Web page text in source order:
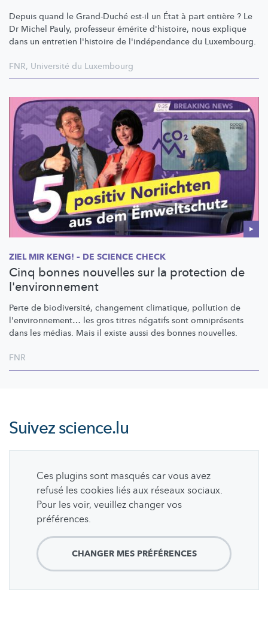
Depuis quand le Grand-Duché est-il un État à part entière ? Le
Dr Michel Pauly, professeur émérite d'histoire, nous explique
dans un entretien l'histoire de l'indépendance du Luxembourg.
FNR, Université du Luxembourg
ZIEL MIR KENG! – DE SCIENCE CHECK
Cinq bonnes nouvelles sur la protection de
l'environnement
Perte de biodiversité, changement climatique, pollution de
l'environnement… les gros titres négatifs sont omniprésents
dans les médias. Mais il existe aussi des bonnes nouvelles.
FNR
Suivezscience.lu
Ces plugins sont masqués car vous avez
refusé les cookies liés aux réseaux sociaux.
Pour les voir, veuillez changer vos
préférences.
CHANGER MES PRÉFÉRENCES